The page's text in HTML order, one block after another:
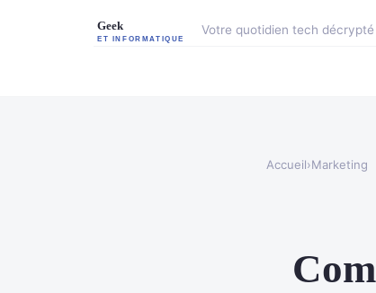
Votre quotidien tech
Accueil›Marketing